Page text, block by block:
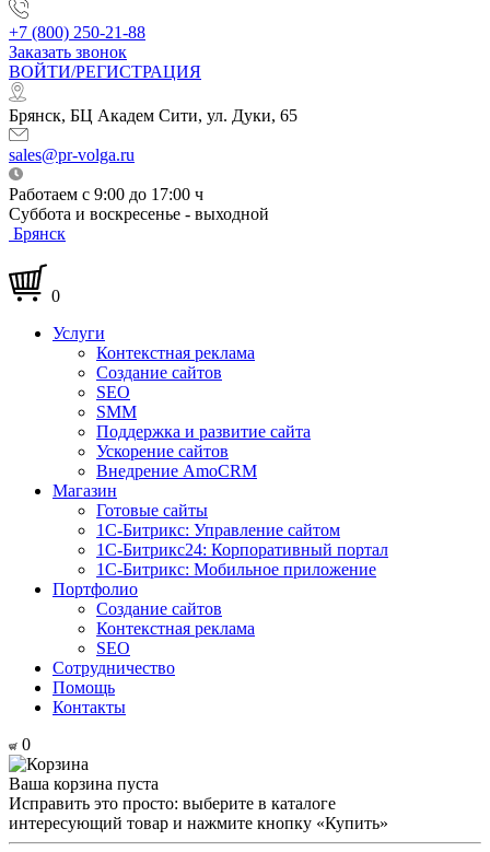
+7 (800) 250-21-88
Заказать звонок
ВОЙТИ/РЕГИСТРАЦИЯ
Брянск, БЦ Академ Сити, ул. Дуки, 65
sales@pr-volga.ru
Работаем с 9:00 до 17:00 ч
Суббота и воскресенье - выходной
Брянск
0
Услуги
Контекстная реклама
Создание сайтов
SEO
SMM
Поддержка и развитие сайта
Ускорение сайтов
Внедрение AmoCRM
Магазин
Готовые сайты
1С-Битрикс: Управление сайтом
1С-Битрикс24: Корпоративный портал
1С-Битрикс: Мобильное приложение
Портфолио
Создание сайтов
Контекстная реклама
SEO
Сотрудничество
Помощь
Контакты
0
Ваша корзина пуста
Исправить это просто: выберите в каталоге
интересующий товар и нажмите кнопку «Купить»